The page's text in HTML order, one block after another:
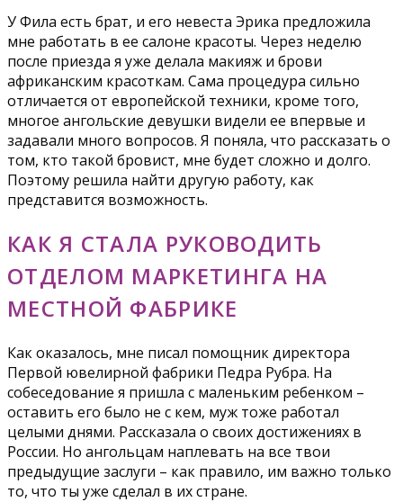
У Фила есть брат, и его невеста Эрика предложила
мне работать в ее салоне красоты. Через неделю
после приезда я уже делала макияж и брови
африканским красоткам. Сама процедура сильно
отличается от европейской техники, кроме того,
многое ангольские девушки видели ее впервые и
задавали много вопросов. Я поняла, что рассказать о
том, кто такой бровист, мне будет сложно и долго.
Поэтому решила найти другую работу, как
представится возможность.
КАК Я СТАЛА РУКОВОДИТЬ
ОТДЕЛОМ МАРКЕТИНГА НА
МЕСТНОЙ ФАБРИКЕ
Как оказалось, мне писал помощник директора
Первой ювелирной фабрики Педра Рубра. На
собеседование я пришла с маленьким ребенком –
оставить его было не с кем, муж тоже работал
целыми днями. Рассказала о своих достижениях в
России. Но ангольцам наплевать на все твои
предыдущие заслуги – как правило, им важно только
то, что ты уже сделал в их стране.